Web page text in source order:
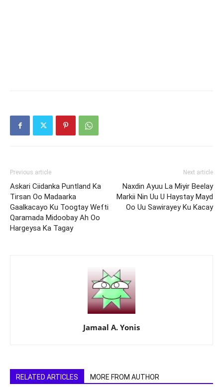
Previous article
Askari Ciidanka Puntland Ka
Tirsan Oo Madaarka
Gaalkacayo Ku Toogtay Wefti
Qaramada Midoobay Ah Oo
Hargeysa Ka Tagay
Next article
Naxdin Ayuu La Miyir Beelay
Markii Nin Uu U Haystay Mayd
Oo Uu Sawirayey Ku Kacay
Jamaal A. Yonis
RELATED ARTICLES MORE FROM AUTHOR